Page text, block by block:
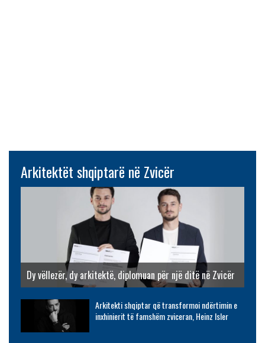
Arkitektët shqiptarë në Zvicër
Dy vëllezër, dy arkitektë, diplomuan për një ditë në Zvicër
Arkitekti shqiptar që transformoi ndërtimin e
inxhinierit të famshëm zviceran, Heinz Isler